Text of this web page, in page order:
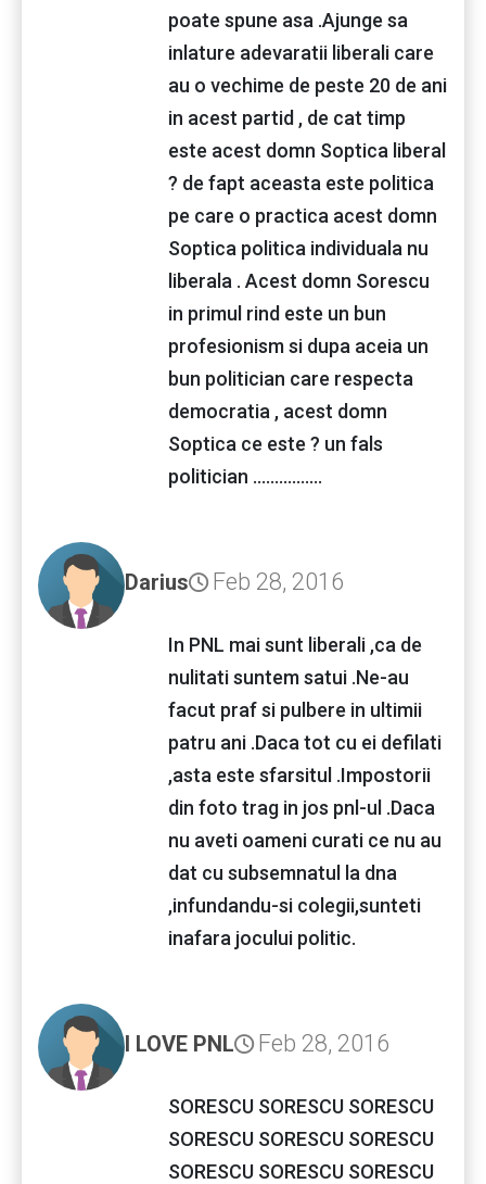
poate spune asa .Ajunge sa
inlature adevaratii liberali care
au o vechime de peste 20 de ani
in acest partid , de cat timp
este acest domn Soptica liberal
? de fapt aceasta este politica
pe care o practica acest domn
Soptica politica individuala nu
liberala . Acest domn Sorescu
in primul rind este un bun
profesionism si dupa aceia un
bun politician care respecta
democratia , acest domn
Soptica ce este ? un fals
politician ................
Darius Feb 28, 2016
In PNL mai sunt liberali ,ca de
nulitati suntem satui .Ne-au
facut praf si pulbere in ultimii
patru ani .Daca tot cu ei defilati
,asta este sfarsitul .Impostorii
din foto trag in jos pnl-ul .Daca
nu aveti oameni curati ce nu au
dat cu subsemnatul la dna
,infundandu-si colegii,sunteti
inafara jocului politic.
I LOVE PNL Feb 28, 2016
SORESCU SORESCU SORESCU
SORESCU SORESCU SORESCU
SORESCU SORESCU SORESCU